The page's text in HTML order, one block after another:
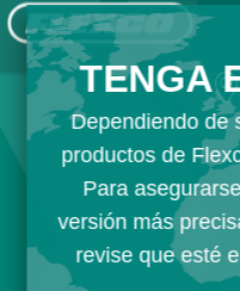
TENGA
Dependiendo de
productos de
Para
versión más
revise que esté